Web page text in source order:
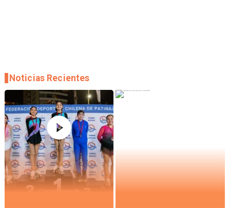
Noticias Recientes